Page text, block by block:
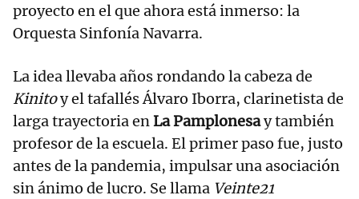
proyecto en el que ahora está inmerso: la
Orquesta Sinfonía Navarra.
La idea llevaba años rondando la cabeza de
Kinitoy el tafallés Álvaro Iborra, clarinetista de
larga trayectoria enLa Pamplonesay también
profesor de la escuela. El primer paso fue, justo
antes de la pandemia, impulsar una asociación
sin ánimo de lucro. Se llama Veinte21